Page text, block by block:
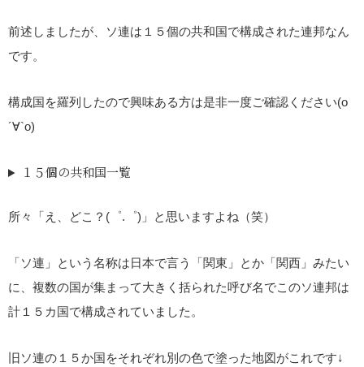
前述しましたが、ソ連は１５個の共和国で構成された連邦なん
です。
構成国を羅列したので興味ある方は是非一度ご確認ください(о
´∀`о)
１５個の共和国一覧
所々「え、どこ？(゜.゜)」と思いますよね（笑）
「ソ連」という名称は日本で言う「関東」とか「関西」みたい
に、複数の国が集まって大きく括られた呼び名でこのソ連邦は
計１５カ国で構成されていました。
旧ソ連の１５か国をそれぞれ別の色で塗った地図がこれです↓